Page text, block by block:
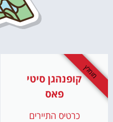
קופנהגן סיטי
פאס
כרטיס התיירים
מומלץ